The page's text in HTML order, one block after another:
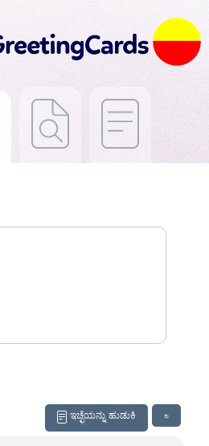
↻
ಇಚ್ಛೆಯನ್ನು ಹುಡುಕಿ